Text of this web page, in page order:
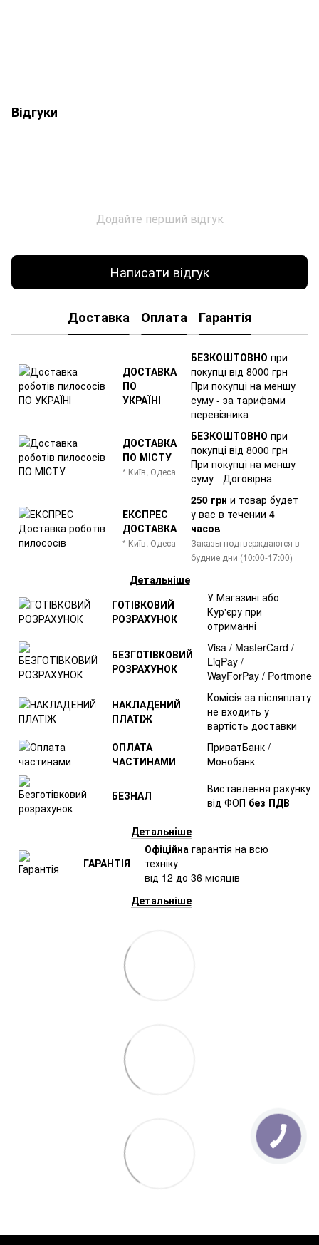
Відгуки
Додайте перший відгук
Написати відгук
Доставка Оплата Гарантія
ДОСТАВКА
ПО
УКРАЇНІ
БЕЗКОШТОВНО при
покупці від 8000 грн
При покупці на меншу
суму - за тарифами
перевізника
ДОСТАВКА
ПО МІСТУ
* Київ, Одеса
БЕЗКОШТОВНО при
покупці від 8000 грн
При покупці на меншу
суму - Договірна
ЕКСПРЕС
ДОСТАВКА
* Київ, Одеса
250 грн и товар будет
у вас в течении 4
часов
Заказы подтверждаются в
будние дни (10:00-17:00)
Детальніше
ГОТІВКОВИЙ
РОЗРАХУНОК
У Магазині або
Кур'єру при
отриманні
БЕЗГОТІВКОВИЙ
РОЗРАХУНОК
Visa / MasterCard /
LiqPay /
WayForPay / Portmone
НАКЛАДЕНИЙ
ПЛАТІЖ
Комісія за післяплату
не входить у
вартість доставки
ОПЛАТА
ЧАСТИНАМИ
ПриватБанк /
Монобанк
БЕЗНАЛ
Виставлення рахунку
від ФОП без ПДВ
Детальніше
ГАРАНТІЯ
Офіційна гарантія на всю
техніку
від 12 до 36 місяців
Детальніше